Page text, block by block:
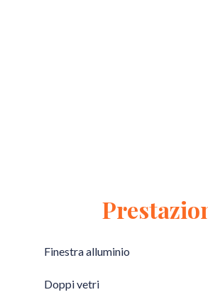
Finestra alluminio
Doppi vetri